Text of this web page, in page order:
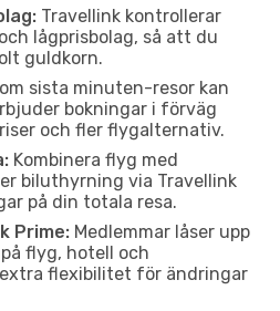
Travellink kontrollerar
lågprisbolag, så att du
guldkorn.
sista minuten-resor kan
bokningar i förväg
och fler flygalternativ.
Kombinera flyg med
biluthyrning via Travellink
på din totala resa.
Prime: Medlemmar låser upp
flyg, hotell och
flexibilitet för ändringar